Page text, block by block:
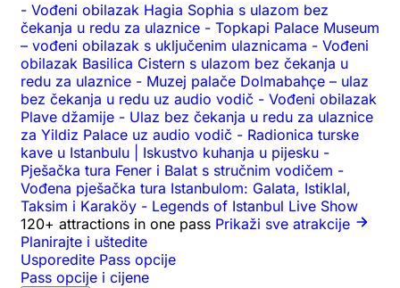
- Vođeni obilazak Hagia Sophia s ulazom bez
čekanja u redu za ulaznice - Topkapi Palace Museum
– vođeni obilazak s uključenim ulaznicama - Vođeni
obilazak Basilica Cistern s ulazom bez čekanja u
redu za ulaznice - Muzej palače Dolmabahçe – ulaz
bez čekanja u redu uz audio vodič - Vođeni obilazak
Plave džamije - Ulaz bez čekanja u redu za ulaznice
za Yildiz Palace uz audio vodič - Radionica turske
kave u Istanbulu | Iskustvo kuhanja u pijesku -
Pješačka tura Fener i Balat s stručnim vodičem -
Vođena pješačka tura Istanbulom: Galata, Istiklal,
Taksim i Karaköy - Legends of Istanbul Live Show
120+ attractions in one pass Prikaži sve atrakcije
Planirajte i uštedite
Usporedite Pass opcije
Pass opcije i cijene